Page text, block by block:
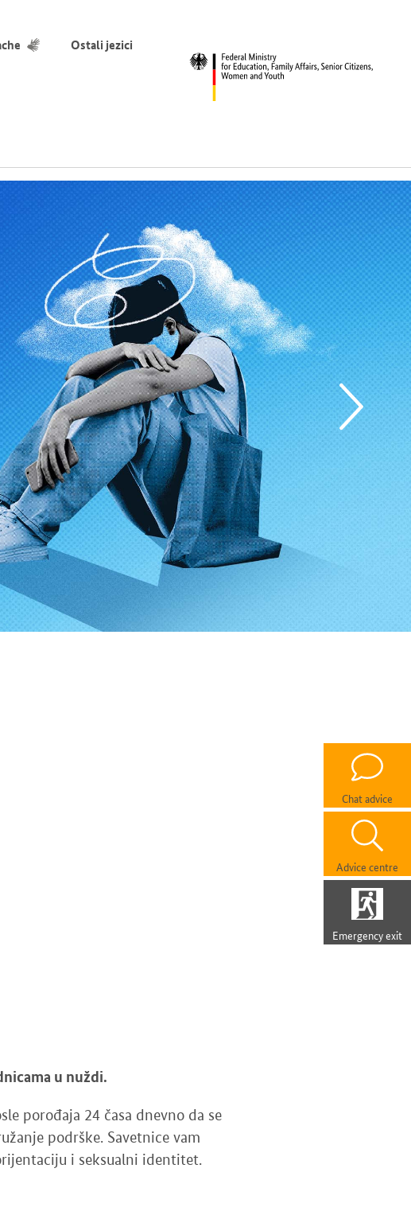
Ostali jezici
Chat advice
Advice centre
Emergency exit
u nuždi.
porođaja 24 časa dnevno da se
podrške. Savetnice vam
i seksualni identitet.